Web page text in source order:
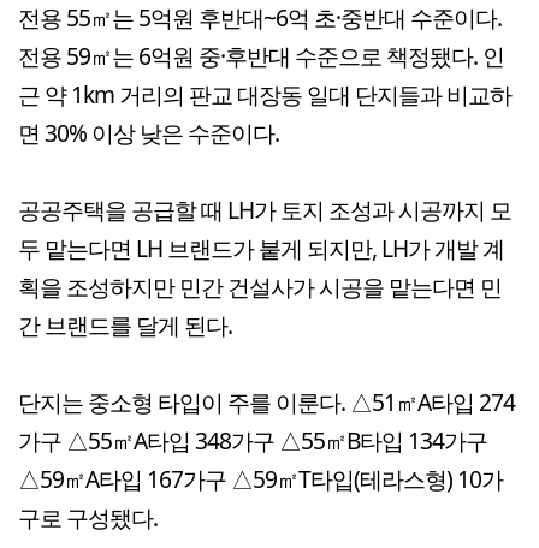
전용 55㎡는 5억원 후반대~6억 초·중반대 수준이다.
전용 59㎡는 6억원 중·후반대 수준으로 책정됐다. 인
근 약 1km 거리의 판교 대장동 일대 단지들과 비교하
면 30% 이상 낮은 수준이다.
공공주택을 공급할 때 LH가 토지 조성과 시공까지 모
두 맡는다면 LH 브랜드가 붙게 되지만, LH가 개발 계
획을 조성하지만 민간 건설사가 시공을 맡는다면 민
간 브랜드를 달게 된다.
단지는 중소형 타입이 주를 이룬다. △51㎡A타입 274
가구 △55㎡A타입 348가구 △55㎡B타입 134가구
△59㎡A타입 167가구 △59㎡T타입(테라스형) 10가
구로 구성됐다.